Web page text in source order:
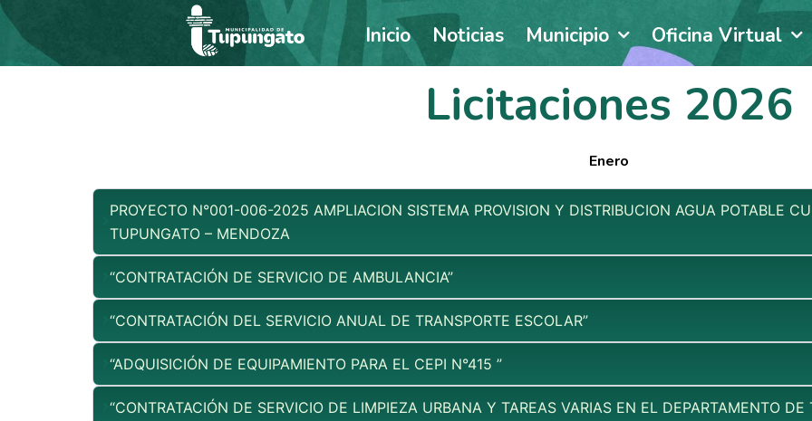
Ir
contenido
Inicio Noticias Municipio Oficina Virtual
Licitaciones 2026
Enero
PROYECTO N°001-006-2025 AMPLIACION SISTEMA PROVISION Y DISTRIBUCION AGUA POTABLE
TUPUNGATO – MENDOZA
“CONTRATACIÓN DE SERVICIO DE AMBULANCIA”
“CONTRATACIÓN DEL SERVICIO ANUAL DE TRANSPORTE ESCOLAR”
“ADQUISICIÓN DE EQUIPAMIENTO PARA EL CEPI N°415 ”
“CONTRATACIÓN DE SERVICIO DE LIMPIEZA URBANA Y TAREAS VARIAS EN EL DEPARTAMENTO DE